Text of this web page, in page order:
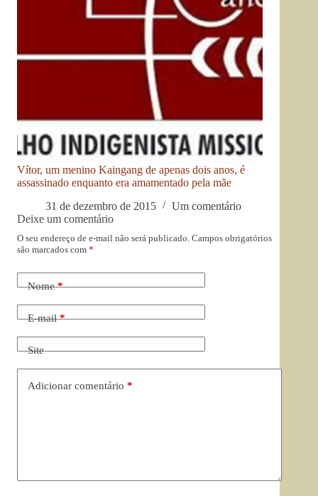
Vítor, um menino Kaingang de apenas dois anos, é
assassinado enquanto era amamentado pela mãe
31 de dezembro de 2015
Um comentário
Deixe um comentário
O seu endereço de e-mail não será publicado. Campos obrigatórios
são marcados com *
Nome*
E-mail*
Site
Adicionar comentário *